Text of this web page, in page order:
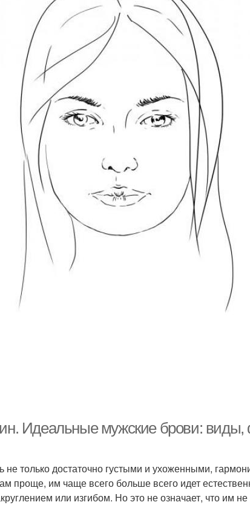
Идеальные мужские брови:
только достаточно густыми и ухоженными,
им чаще всего больше всего идет
или изгибом. Но это не означает, что им